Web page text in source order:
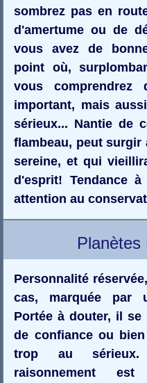
sombrez pas en
d'amertume ou de
vous avez de
point où,
vous
important, mais
sérieux... Nantie de
flambeau, peut
sereine, et qui
d'esprit! Tendance
attention au
Planètes
Personnalité
cas, marquée par
Portée à douter, il
de confiance ou
trop au
raisonnement